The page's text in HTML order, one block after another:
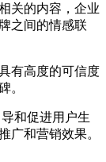
关的内容，企业
之间的情感联
有高度的可信度
。
和促进用户生
广和营销效果。